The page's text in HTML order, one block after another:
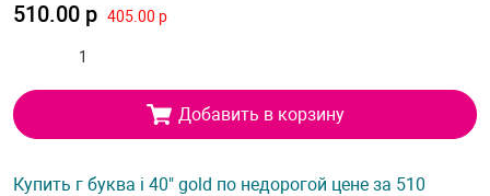
510.00 р 405.00 р
Добавить в корзину
Купить г буква i 40" gold по недорогой цене за 510